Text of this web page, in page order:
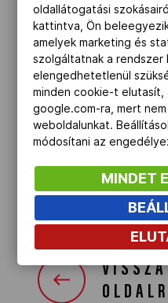
NOB
Társszervezetek
OVEP
Január9.
10. 11. 12. 13. 14.
Sportág
NYITÓÜNNEPSÉG
oldallátogatási
kattintva, Ön
amelyek marketing és
szolgáltatnak a rendszer
elengedhetetlenül
minden cookie-t elutasít,
google.com-ra, mert
weboldalunkat.
módosítani az
MINDET